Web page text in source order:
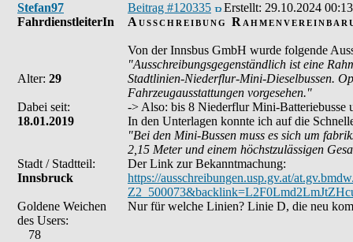
Stefan97
FahrdienstleiterIn
Alter: 29
Dabei seit:
18.01.2019
Stadt / Stadtteil:
Innsbruck
Goldene Weichen
des Users:
78
Beitrag #120335 Erstellt: 29.10.2024 00:13
Ausschreibung
Von der Innsbus GmbH wurde folgende
"Ausschreibungsgegenständlich ist eine
Stadtlinien-Niederflur-Mini-Dieselbussen.
Fahrzeugausstattungen vorgesehen."
-> Also: bis 8 Niederflur Mini-Batteriebusse
In den Unterlagen konnte ich auf die
"Bei den Mini-Bussen muss es sich um
2,15 Meter und einem höchstzulässigen
Der Link zur Bekanntmachung:
https://ausschreibungen.usp.gv.at/
Nur für welche Linien? Linie D, die neu